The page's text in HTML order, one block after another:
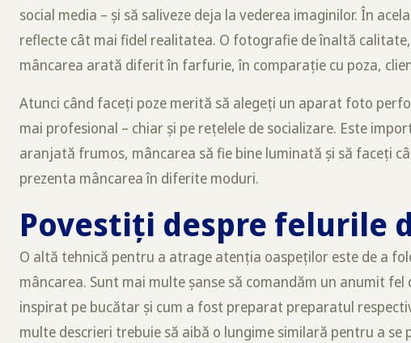
social media – și să saliveze deja la vederea imaginilor. În
reflecte cât mai fidel realitatea. O fotografie de înaltă
mâncarea arată diferit în farfurie, în comparație cu poza,
Atunci când faceți poze merită să alegeți un aparat foto
mai profesional – chiar și pe rețelele de socializare. Este
aranjată frumos, mâncarea să fie bine luminată și să faceți
prezenta mâncarea în diferite moduri.
Povestiți despre felurile
O altă tehnică pentru a atrage atenția oaspeților este de a
mâncarea. Sunt mai multe șanse să comandăm un anumit fel
inspirat pe bucătar și cum a fost preparat preparatul
multe descrieri trebuie să aibă o lungime similară pentru a